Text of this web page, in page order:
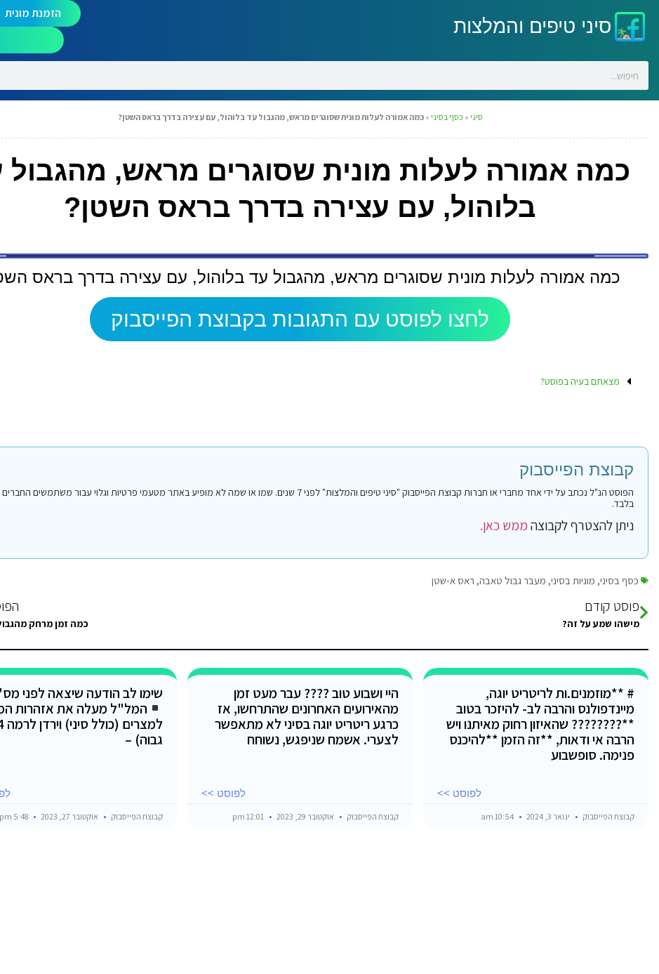
סיני טיפים והמלצות
הזמנת מונית
סיני » כסף בסיני »כמה אמורה לעלות מונית שסוגרים מראש, מהגבול עד בלוהול, עם עצירה בדרך בראס השטן?
כמה אמורה לעלות מונית שסוגרים מראש, מהגבול
בלוהול, עם עצירה בדרך בראס השטן?
כמה אמורה לעלות מונית שסוגרים מראש, מהגבול עד בלוהול, עם עצירה בדרך בראס
לחצו לפוסט עם התגובות בקבוצת הפייסבוק
מצאתם בעיה בפוסט?
קבוצת הפייסבוק
הפוסט הנ"ל נכתב על ידי אחד מחברי או חברות קבוצת הפייסבוק "סיני טיפים והמלצות" לפני 7 שנים. שמו או שמה לא מופיע באתר מטעמי פרטיות וגלוי עבור
בלבד.
ניתן להצטרף לקבוצהממש כאן.
כסף בסיני, מוניות בסיני, מעבר גבול טאבה, ראס א-שטן
פוסט קודם
מישהו שמע על זה? כמה זמן מרחק
# **מוזמנים.ות לריטריט יוגה,
מיינדפולנס והרבה לב- להיזכר בטוב
**???????? שהאיזון רחוק מאיתנו ויש
הרבה אי ודאות, **זה הזמן **להיכנס
פנימה. סופשבוע
לפוסט >>
קבוצת הפייסבוק ינואר 3, 2024
היי ושבוע טוב ???? עבר מעט זמן
מהאירועים האחרונים שהתרחשו, אז
כרגע ריטריט יוגה בסיני לא מתאפשר
לצערי. אשמח שניפגש, נשוחח
לפוסט >>
קבוצת הפייסבוק אוקטובר 29, 2023
שימו לב הודעה שיצאה לפני
המל"ל מעלה את אזהרות
גבוה) –
קבוצת הפייסבוק אוקטובר 27, 2023